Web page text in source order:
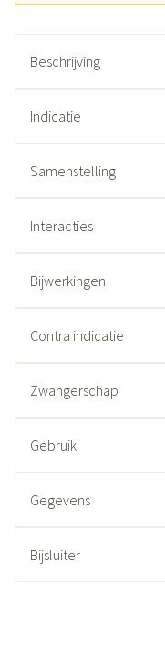
Beschrijving
Indicatie
Samenstelling
Interacties
Bijwerkingen
Contra indicatie
Zwangerschap
Gebruik
Gegevens
Bijsluiter